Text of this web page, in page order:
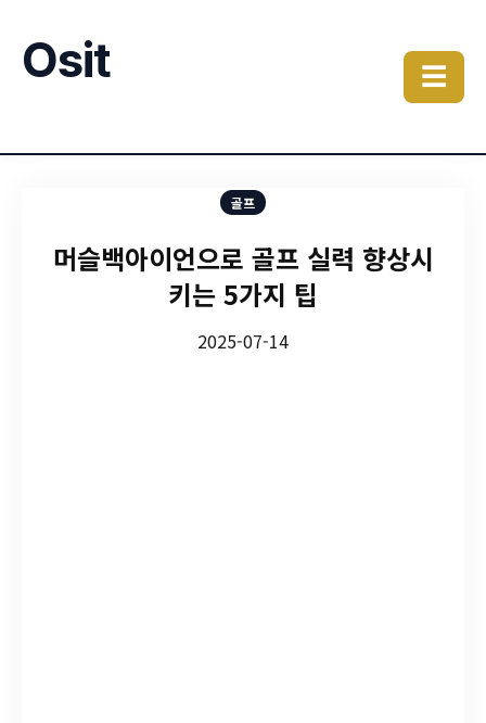
Osit ☰
골프
머슬백아이언으로 골프 실력 향상시
키는 5가지 팁
2025-07-14